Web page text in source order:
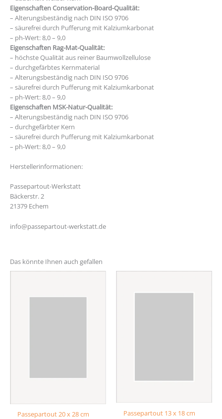
Eigenschaften Conservation-Board-Qualität:
– Alterungsbeständig nach DIN ISO 9706
– säurefrei durch Pufferung mit Kalziumkarbonat
– ph-Wert: 8,0 – 9,0
Eigenschaften Rag-Mat-Qualität:
– höchste Qualität aus reiner Baumwollzellulose
– durchgefärbtes Kernmaterial
– Alterungsbeständig nach DIN ISO 9706
– säurefrei durch Pufferung mit Kalziumkarbonat
– ph-Wert: 8,0 – 9,0
Eigenschaften MSK-Natur-Qualität:
– Alterungsbeständig nach DIN ISO 9706
– durchgefärbter Kern
– säurefrei durch Pufferung mit Kalziumkarbonat
– ph-Wert: 8,0 – 9,0
Herstellerinformationen:
Passepartout-Werkstatt
Bäckerstr. 2
21379 Echem
info@passepartout-werkstatt.de
Das könnte Ihnen auch gefallen
Passepartout 20 x 28 cm Passepartout 13 x 18 cm